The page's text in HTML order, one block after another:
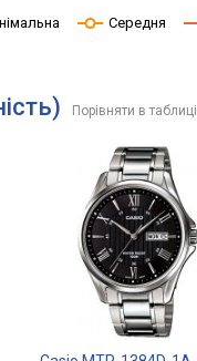
Середня
Порівняти в таблиці